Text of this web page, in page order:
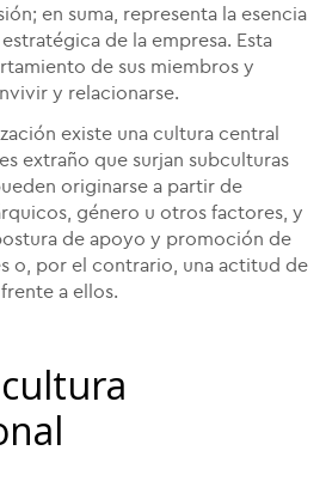
en suma, representa la esencia
de la empresa. Esta
de sus miembros y
y relacionarse.
existe una cultura central
extraño que surjan subculturas
originarse a partir de
género u otros factores, y
de apoyo y promoción de
o, por el contrario, una actitud de
a ellos.